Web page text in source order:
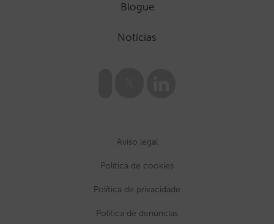
Blogue
Notícias
Aviso legal
Política de cookies
Política de privacidade
Política de denúncias